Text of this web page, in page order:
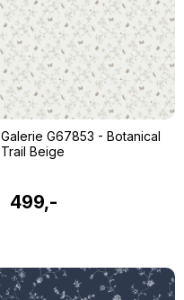
Galerie G67853 - Botanical
Trail Beige
499,-